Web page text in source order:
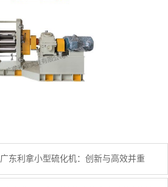
广东利拿小型硫化机：创新与高效并重